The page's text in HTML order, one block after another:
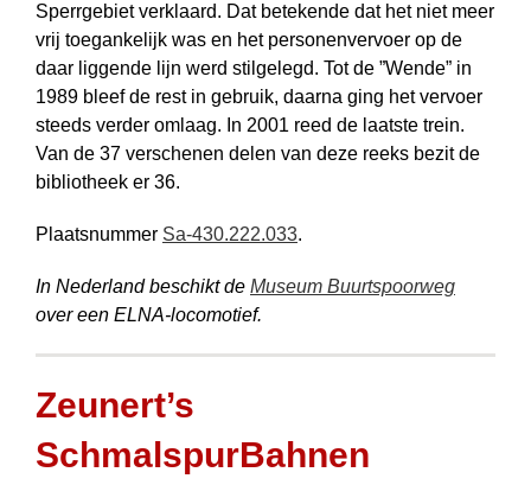
Sperrgebiet verklaard. Dat betekende dat het niet meer
vrij toegankelijk was en het personen­vervoer op de
daar liggende lijn werd stilgelegd. Tot de ”Wende” in
1989 bleef de rest in gebruik, daarna ging het vervoer
steeds verder omlaag. In 2001 reed de laatste trein.
Van de 37 verschenen delen van deze reeks bezit de
bibliotheek er 36.
Plaatsnummer Sa-430.222.033.
In Nederland beschikt de Museum Buurtspoorweg
over een ELNA-locomotief.
Zeunert’s
SchmalspurBahnen